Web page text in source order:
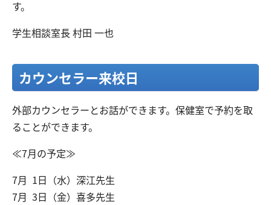
す。
学生相談室長 村田 一也
カウンセラー来校日
外部カウンセラーとお話ができます。保健室で予約を取
ることができます。
≪7月の予定≫
7月 1日（水）深江先生
7月 3日（金）喜多先生